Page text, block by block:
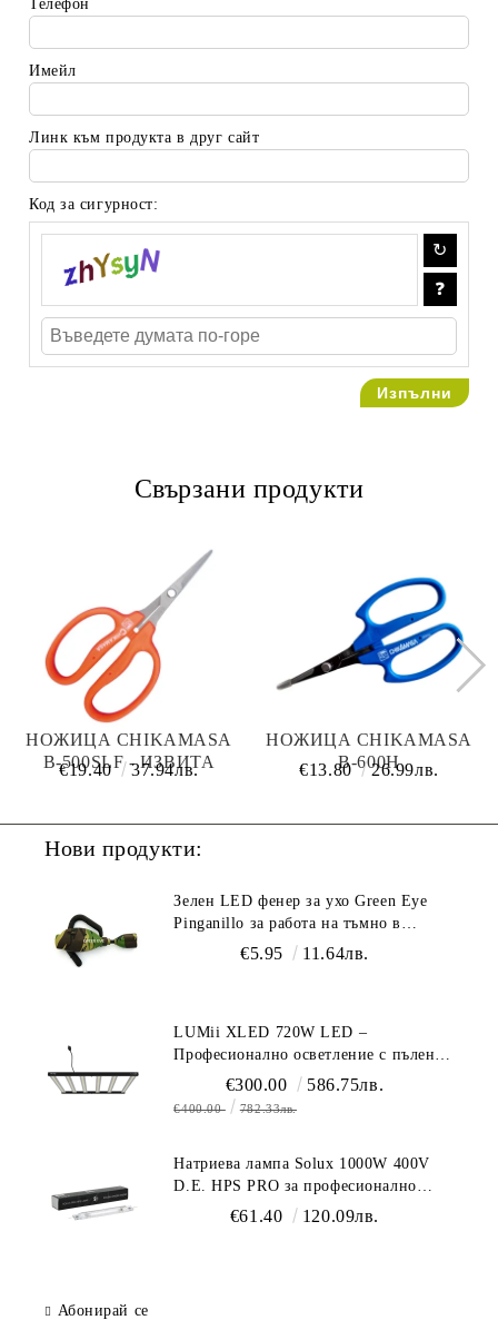
Телефон
Имейл
Линк към продукта в друг сайт
Код за сигурност:
Свързани продукти
НОЖИЦА CHIKAMASA
B-500SLF - ИЗВИТА
€19.40 37.94лв.
НОЖИЦА CHIKAMASA
B-600H
€13.80 26.99лв.
Нови продукти:
Зелен LED фенер за ухо Green Eye
Pinganillo за работа на тъмно в
€5.95 11.64лв.
LUMii XLED 720W LED –
Професионално осветление с пълен
спектър (1700 µmol/s)
€300.00 586.75лв.
€400.00 782.33лв.
Натриева лампа Solux 1000W 400V
D.E. HPS PRO за професионално
осветление€61.40 120.09лв.
Абонирай се